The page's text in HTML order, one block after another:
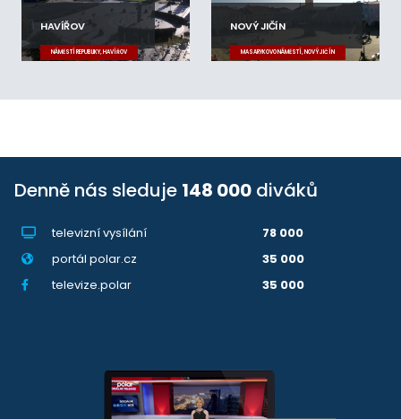
HAVÍŘOV
NÁMĚSTÍ REPUBLIKY, HAVÍŘOV
NOVÝ JIČÍN
MASARYKOVO NÁMĚSTÍ, NOVÝ JIČÍN
Denně nás sleduje 148 000 diváků
televizní vysílání
78 000
portál polar.cz
35 000
televize.polar
35 000